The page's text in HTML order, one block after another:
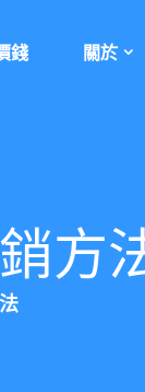
錢 關於
方